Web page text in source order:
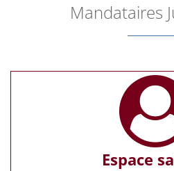
Mandataires
Espace